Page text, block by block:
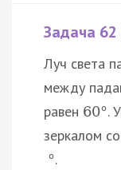
Задача 62
Луч света
между
равен 60°.
зеркалом
°.